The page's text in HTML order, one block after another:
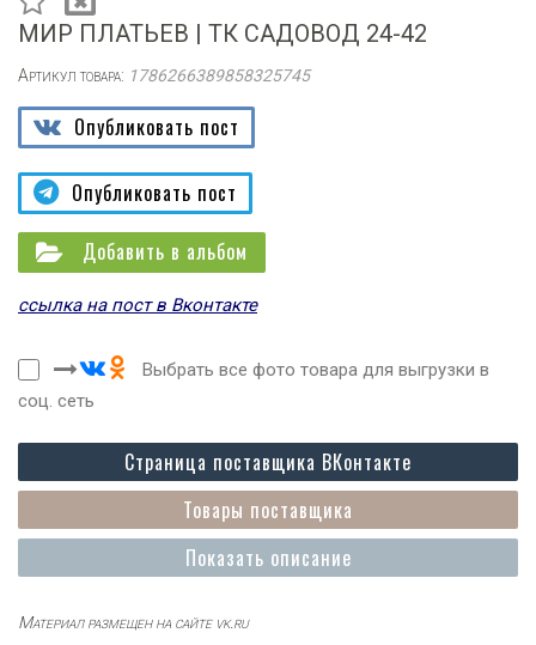
МИР ПЛАТЬЕВ | ТК САДОВОД 24-42
Артикул товара: 1786266389858325745
Опубликовать пост
Опубликовать пост
Добавить в альбом
ссылка на пост в Вконтакте
Выбрать все фото товара для выгрузки в
соц. сеть
Показать описание
Товары поставщика
Страница поставщика ВКонтакте
Материал размещен на сайте vk.ru